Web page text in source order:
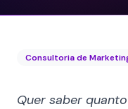
Consultoria de
Quer saber